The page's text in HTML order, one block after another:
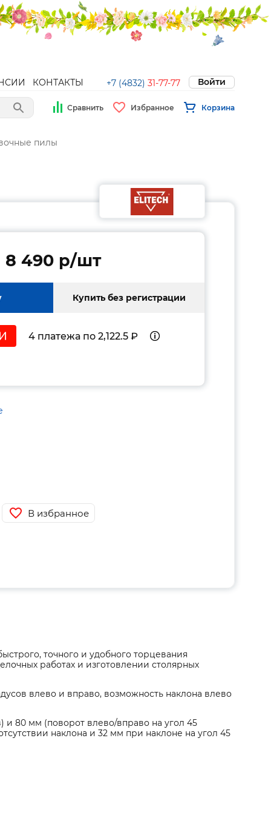
КОНТАКТЫ +7 (4832) 31-77-77 Войти
Сравнить Избранное Корзина
пилы
8 490 p/шт
Купить без регистрации
4 платежа по 2,122.5 ₽
В избранное
точного и удобного торцевания
работах и изготовлении столярных
влево и вправо, возможность наклона влево
и 80 мм (поворот влево/вправо на угол 45
наклона и 32 мм при наклоне на угол 45